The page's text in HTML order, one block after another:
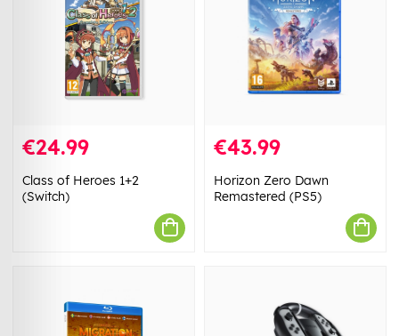
€24.99
Class of Heroes 1+2
(Switch)
€43.99
Horizon Zero Dawn
Remastered (PS5)